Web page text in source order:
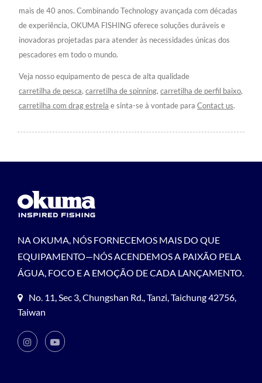
mais de 40 anos. Combinando Technology avançada com décadas
de experiência, OKUMA FISHING oferece soluções duráveis e
inovadoras projetadas para atender às necessidades únicas dos
pescadores em todo o mundo.
Veja nosso equipamento de pesca de alta qualidade
carretilha de pesca, carretilha de spinning, carretilha de perfil baixo,
carretilha com drag estrela e sinta-se à vontade para Contact us.
NA OKUMA, NÓS FORNECEMOS MAIS DO QUE
EQUIPAMENTO—NÓS ACENDEMOS A PAIXÃO PELA
ÁGUA, FOCO E A EMOÇÃO DE CADA LANÇAMENTO.
No. 11, Sec 3, Chungshan Rd., Tanzi, Taichung 42756,
Taiwan